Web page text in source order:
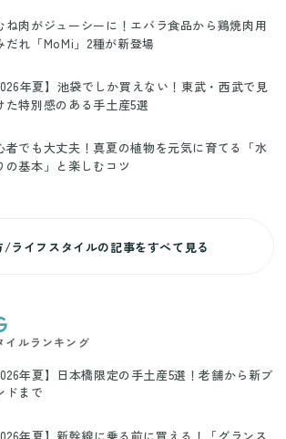
ね肉がジューシーに！エバラ食品から鶏焼肉用
だれ「MoMi」2種が新登場
年夏】池袋でしか買えない！東武・西武で見
た特別感のある手土産5選
者でも大丈夫！真夏の植物を元気に育てる「水
の基本」と楽しむコツ
/ライフスタイルの記事をすべて見る
ルランキング
年夏】日本橋限定の手土産5選！老舗から新ブ
ドまで